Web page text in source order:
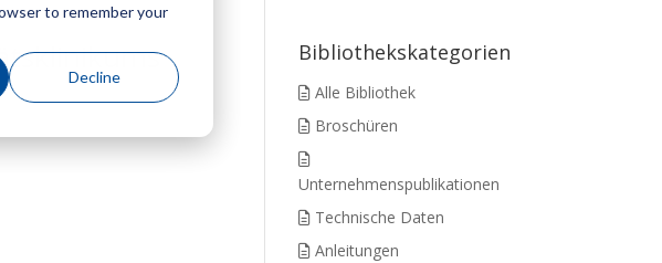
to remember your
Decline
Bibliothekskategorien
Alle Bibliothek
Broschüren
Unternehmenspublikationen
Technische Daten
Anleitungen